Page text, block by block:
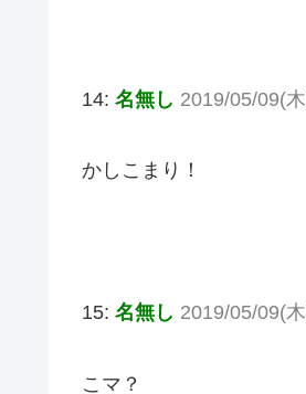
14: 名無し 2019/05/09(
かしこまり！
15: 名無し 2019/05/09(
こマ？